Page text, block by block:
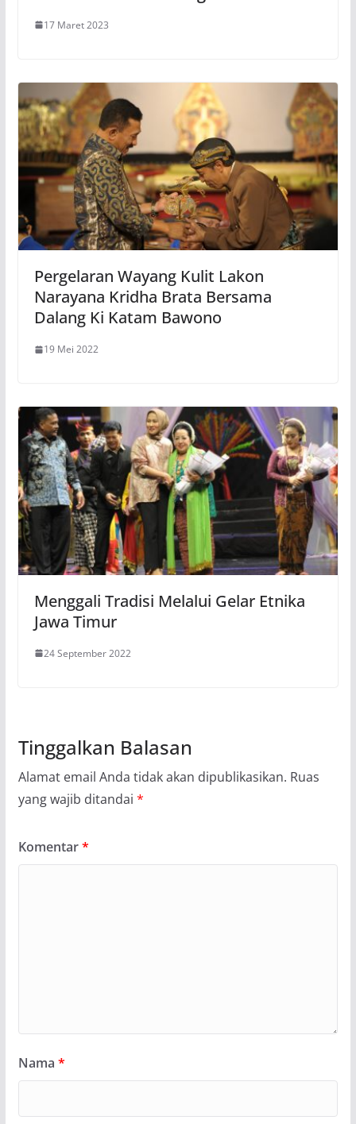
17 Maret 2023
Pergelaran Wayang Kulit Lakon
Narayana Kridha Brata Bersama
Dalang Ki Katam Bawono
19 Mei 2022
Menggali Tradisi Melalui Gelar Etnika
Jawa Timur
24 September 2022
Tinggalkan Balasan
Alamat email Anda tidak akan dipublikasikan. Ruas
yang wajib ditandai *
Komentar*
Nama *